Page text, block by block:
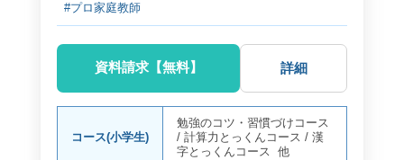
#プロ家庭教師
資料請求【無料】 詳細
コース(小学生)
勉強のコツ・習慣づけコース
/計算力とっくんコース /漢
字とっくんコース 他